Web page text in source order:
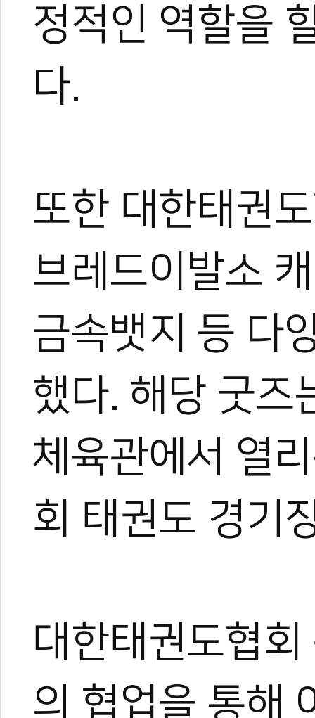
정적인 역할을
다.
또한 대한태권
브레드이발소
금속뱃지 등 다
했다. 해당 굿
체육관에서 열
회 태권도 경기
대한태권도협
의 협업을 통해
저출산 시대, 도
이대훈·나태주